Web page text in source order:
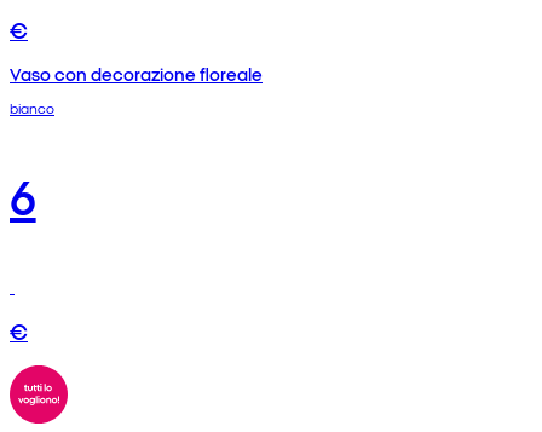
€
Vaso con decorazione floreale
bianco
6
€